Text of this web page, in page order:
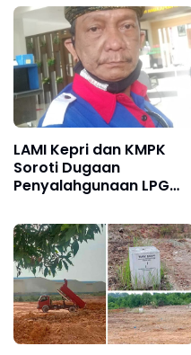
Bersama Purnawirawan
Dan Warakauri
LAMI Kepri dan KMPK
Soroti Dugaan
Penyalahgunaan LPG
Scrap di Tanjung
Uncang